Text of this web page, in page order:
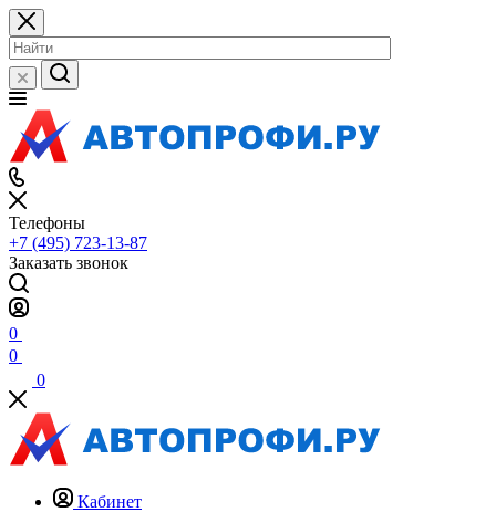
Телефоны
+7 (495) 723-13-87
Заказать звонок
0
0
0
Кабинет